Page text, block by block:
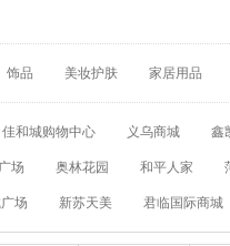
饰品 美妆护肤 家居用品
佳和城购物中心 义乌商城 鑫
场 奥林花园 和平人家
场 新苏天美 君临国际商城